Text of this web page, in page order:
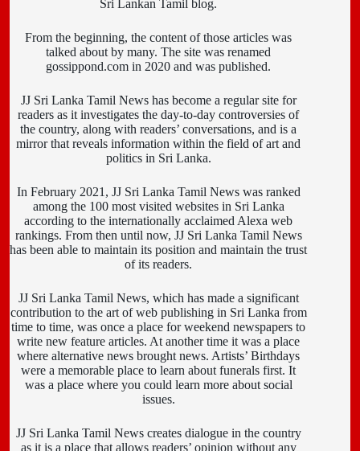
Sri Lankan Tamil blog.
From the beginning, the content of those articles was
talked about by many. The site was renamed
gossippond.com in 2020 and was published.
JJ Sri Lanka Tamil News has become a regular site for
readers as it investigates the day-to-day controversies of
the country, along with readers’ conversations, and is a
mirror that reveals information within the field of art and
politics in Sri Lanka.
In February 2021, JJ Sri Lanka Tamil News was ranked
among the 100 most visited websites in Sri Lanka
according to the internationally acclaimed Alexa web
rankings. From then until now, JJ Sri Lanka Tamil News
has been able to maintain its position and maintain the trust
of its readers.
JJ Sri Lanka Tamil News, which has made a significant
contribution to the art of web publishing in Sri Lanka from
time to time, was once a place for weekend newspapers to
write new feature articles. At another time it was a place
where alternative news brought news. Artists’ Birthdays
were a memorable place to learn about funerals first. It
was a place where you could learn more about social
issues.
JJ Sri Lanka Tamil News creates dialogue in the country
as it is a place that allows readers’ opinion without any